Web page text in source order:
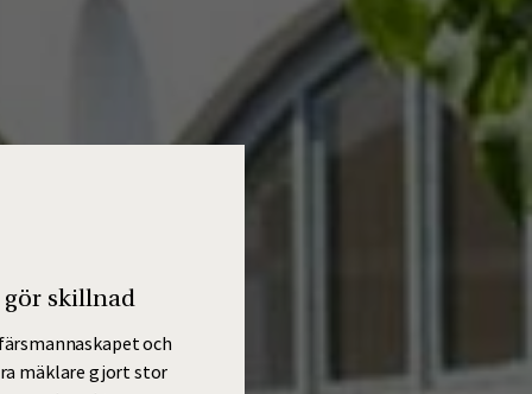
gör skillnad
och
mäklare gjort stor